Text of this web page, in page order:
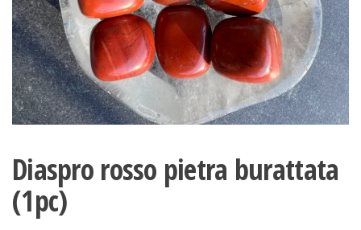
Diaspro rosso pietra burattata
(1pc)